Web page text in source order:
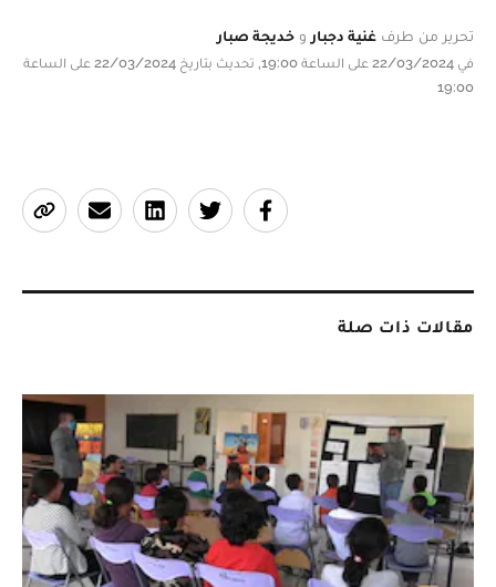
تحرير من طرف غنية دجبار و خديجة صبار
في 22/03/2024 على الساعة 19:00, تحديث بتاريخ 22/03/2024 على الساعة
19:00
مقالات ذات صلة